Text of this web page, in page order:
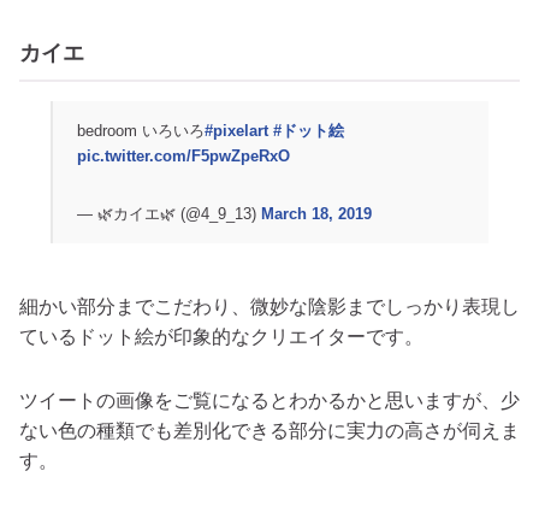
カイエ
bedroom いろいろ#pixelart #ドット絵
pic.twitter.com/F5pwZpeRxO
— 🌿カイエ🌿 (@4_9_13) March 18, 2019
細かい部分までこだわり、微妙な陰影までしっかり表現し
ているドット絵が印象的なクリエイターです。
ツイートの画像をご覧になるとわかるかと思いますが、少
ない色の種類でも差別化できる部分に実力の高さが伺えま
す。